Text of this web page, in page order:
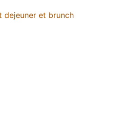
dejeuner et brunch